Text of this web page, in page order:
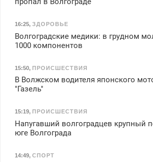
работа инспектором по
безопасности с з/п до
125000 руб.
16:25, ЗДОРОВЬЕ
Волгоградские медики: в грудном
1000 компонентов
15:50, ПРОИСШЕСТВИЯ
В Волжском водителя японского
"Газель"
15:19, ПРОИСШЕСТВИЯ
Напугавший волгоградцев крупный
юге Волгограда
14:49, СПОРТ